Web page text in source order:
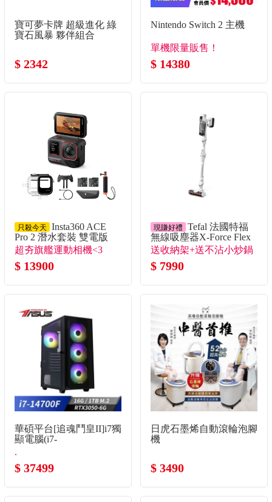
寶可夢卡牌 超級進化 綠
寶石風暴 夥伴組合
$ 2342
Nintendo Switch 2 主機
單機限量販售！
$ 14380
只殺今天
Insta360 ACE
Pro 2 潛水套裝 雙電版
超夯旗艦運動相機<3
$ 13900
現賺好禮
Tefal 法國特福
無線吸塵器X-Force Flex
9.6
送收納架+送不沾小炒鍋
$ 7990
華碩平台[追魂鬥皇II]i7獨
顯電腦(i7-
.
$ 37499
日虎石墨烯自動滾輪泡腳
機
$ 3490